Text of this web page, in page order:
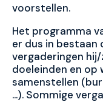
voorstellen.
Het programma
er dus in bestaan
vergaderingen
doeleinden en op
samenstellen
…). Sommige